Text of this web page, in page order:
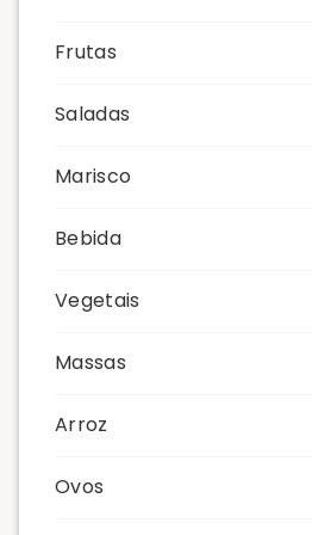
Frutas
Saladas
Marisco
Bebida
Vegetais
Massas
Arroz
Ovos